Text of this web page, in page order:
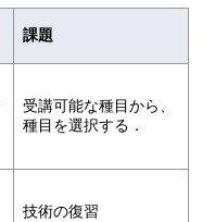
課題
受講可能な種目から、
種目を選択する．
技術の復習